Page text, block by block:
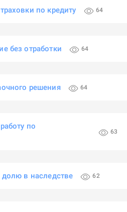
по кредиту 64
без отработки 64
решения 64
по
63
долю в наследстве 62